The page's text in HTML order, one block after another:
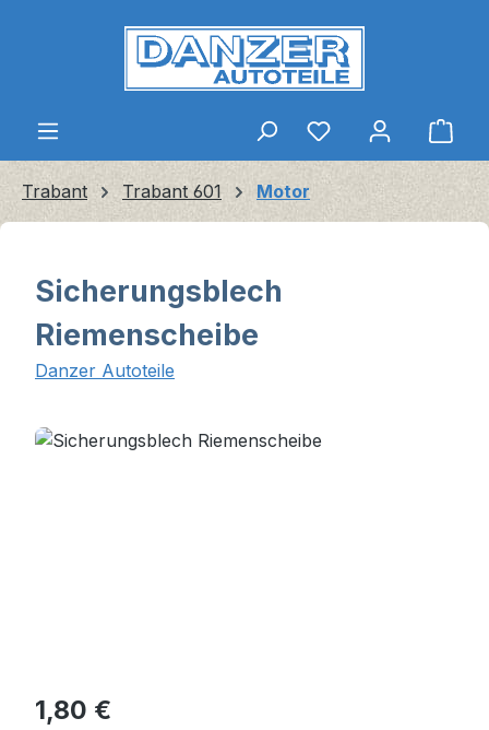
Zum Hauptinhalt springen
Trabant Trabant 601 Motor
Sicherungsblech
Riemenscheibe
Danzer Autoteile
Bildergalerie überspringen
Regulärer Preis:
1,80 €